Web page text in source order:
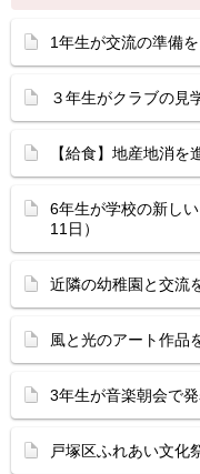
1年生が交流の準備
３年生がクラブの見
【給食】地産地消を
6年生が学校の新し
11日）
近隣の幼稚園と交流
風と光のアート作品
3年生が音楽朝会で
戸塚区ふれあい文化